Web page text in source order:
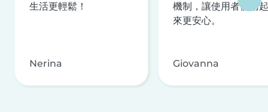
生活更輕鬆！
Nerina
機制，讓使用者使用起
來更安心。
Giovanna